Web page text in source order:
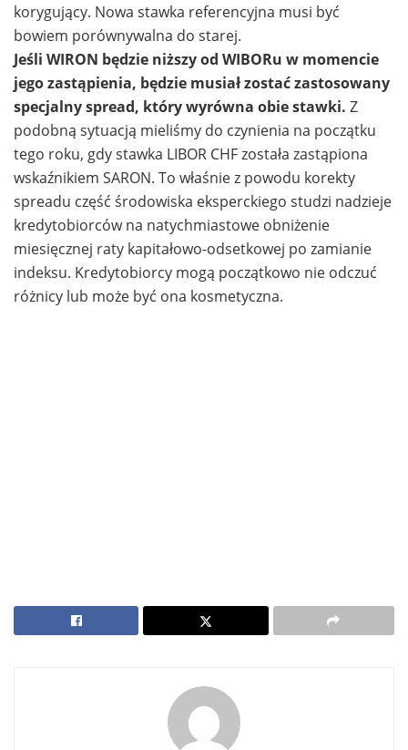
korygujący. Nowa stawka referencyjna musi być
bowiem porównywalna do starej.
Jeśli WIRON będzie niższy od WIBORu w momencie
jego zastąpienia, będzie musiał zostać zastosowany
specjalny spread, który wyrówna obie stawki. Z
podobną sytuacją mieliśmy do czynienia na początku
tego roku, gdy stawka LIBOR CHF została zastąpiona
wskaźnikiem SARON. To właśnie z powodu korekty
spreadu część środowiska eksperckiego studzi nadzieje
kredytobiorców na natychmiastowe obniżenie
miesięcznej raty kapitałowo-odsetkowej po zamianie
indeksu. Kredytobiorcy mogą początkowo nie odczuć
różnicy lub może być ona kosmetyczna.